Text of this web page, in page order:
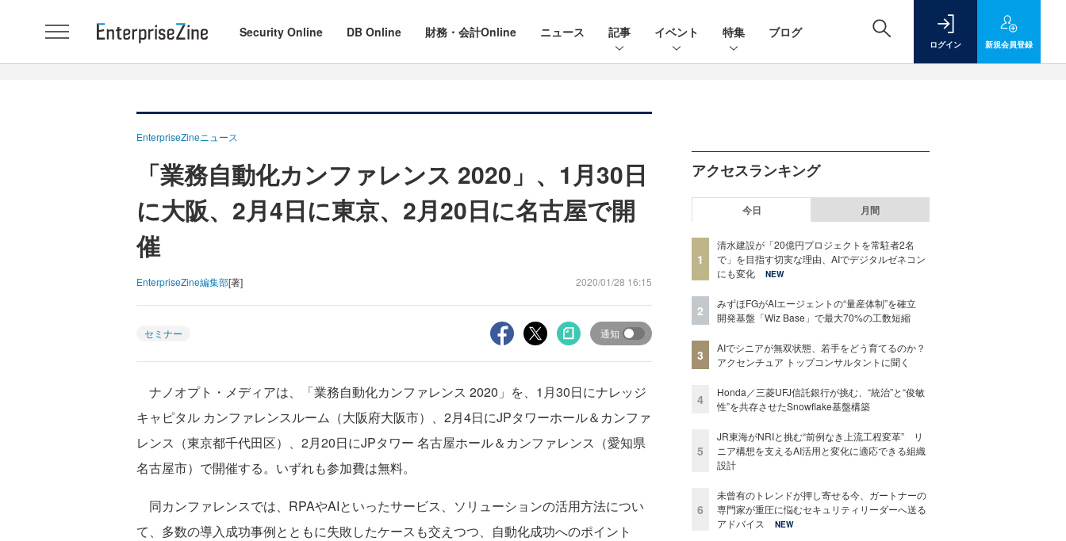
Security Online DB Online 財務・会計Online ニュース 記事 イベント 特集 ブログ
ログイン 新規会員登録
EnterpriseZineニュース
「業務自動化カンファレンス 2020」、1月30日
に大阪、2月4日に東京、2月20日に名古屋で開
催
EnterpriseZine編集部[著] 2020/01/28 16:15
セミナー 通知
ナノオプト・メディアは、「業務自動化カンファレンス 2020」を、1月30日にナレッジ
キャピタル カンファレンスルーム（大阪府大阪市）、2月4日にJPタワーホール＆カンファ
レンス（東京都千代田区）、2月20日にJPタワー 名古屋ホール＆カンファレンス（愛知県
名古屋市）で開催する。いずれも参加費は無料。
同カンファレンスでは、RPAやAIといったサービス、ソリューションの活用方法につい
て、多数の導入成功事例とともに失敗したケースも交えつつ、自動化成功へのポイント
アクセスランキング
今日 月間
1
清水建設が「20億円プロジェクトを常駐者2名
で」を目指す切実な理由、AIでデジタルゼネコン
にも変化
NEW
2
みずほFGがAIエージェントの“量産体制”を確立
開発基盤「Wiz Base」で最大70%の工数短縮
3
AIでシニアが無双状態、若手をどう育てるのか？
アクセンチュア トップコンサルタントに聞く
4
Honda／三菱UFJ信託銀行が挑む、“統治”と“俊敏
性”を共存させたSnowflake基盤構築
5
JR東海がNRIと挑む“前例なき上流工程変革” リ
ニア構想を支えるAI活用と変化に適応できる組織
設計
6
未曾有のトレンドが押し寄せる今、ガートナーの
専門家が重圧に悩むセキュリティリーダーへ送る
アドバイス
NEW